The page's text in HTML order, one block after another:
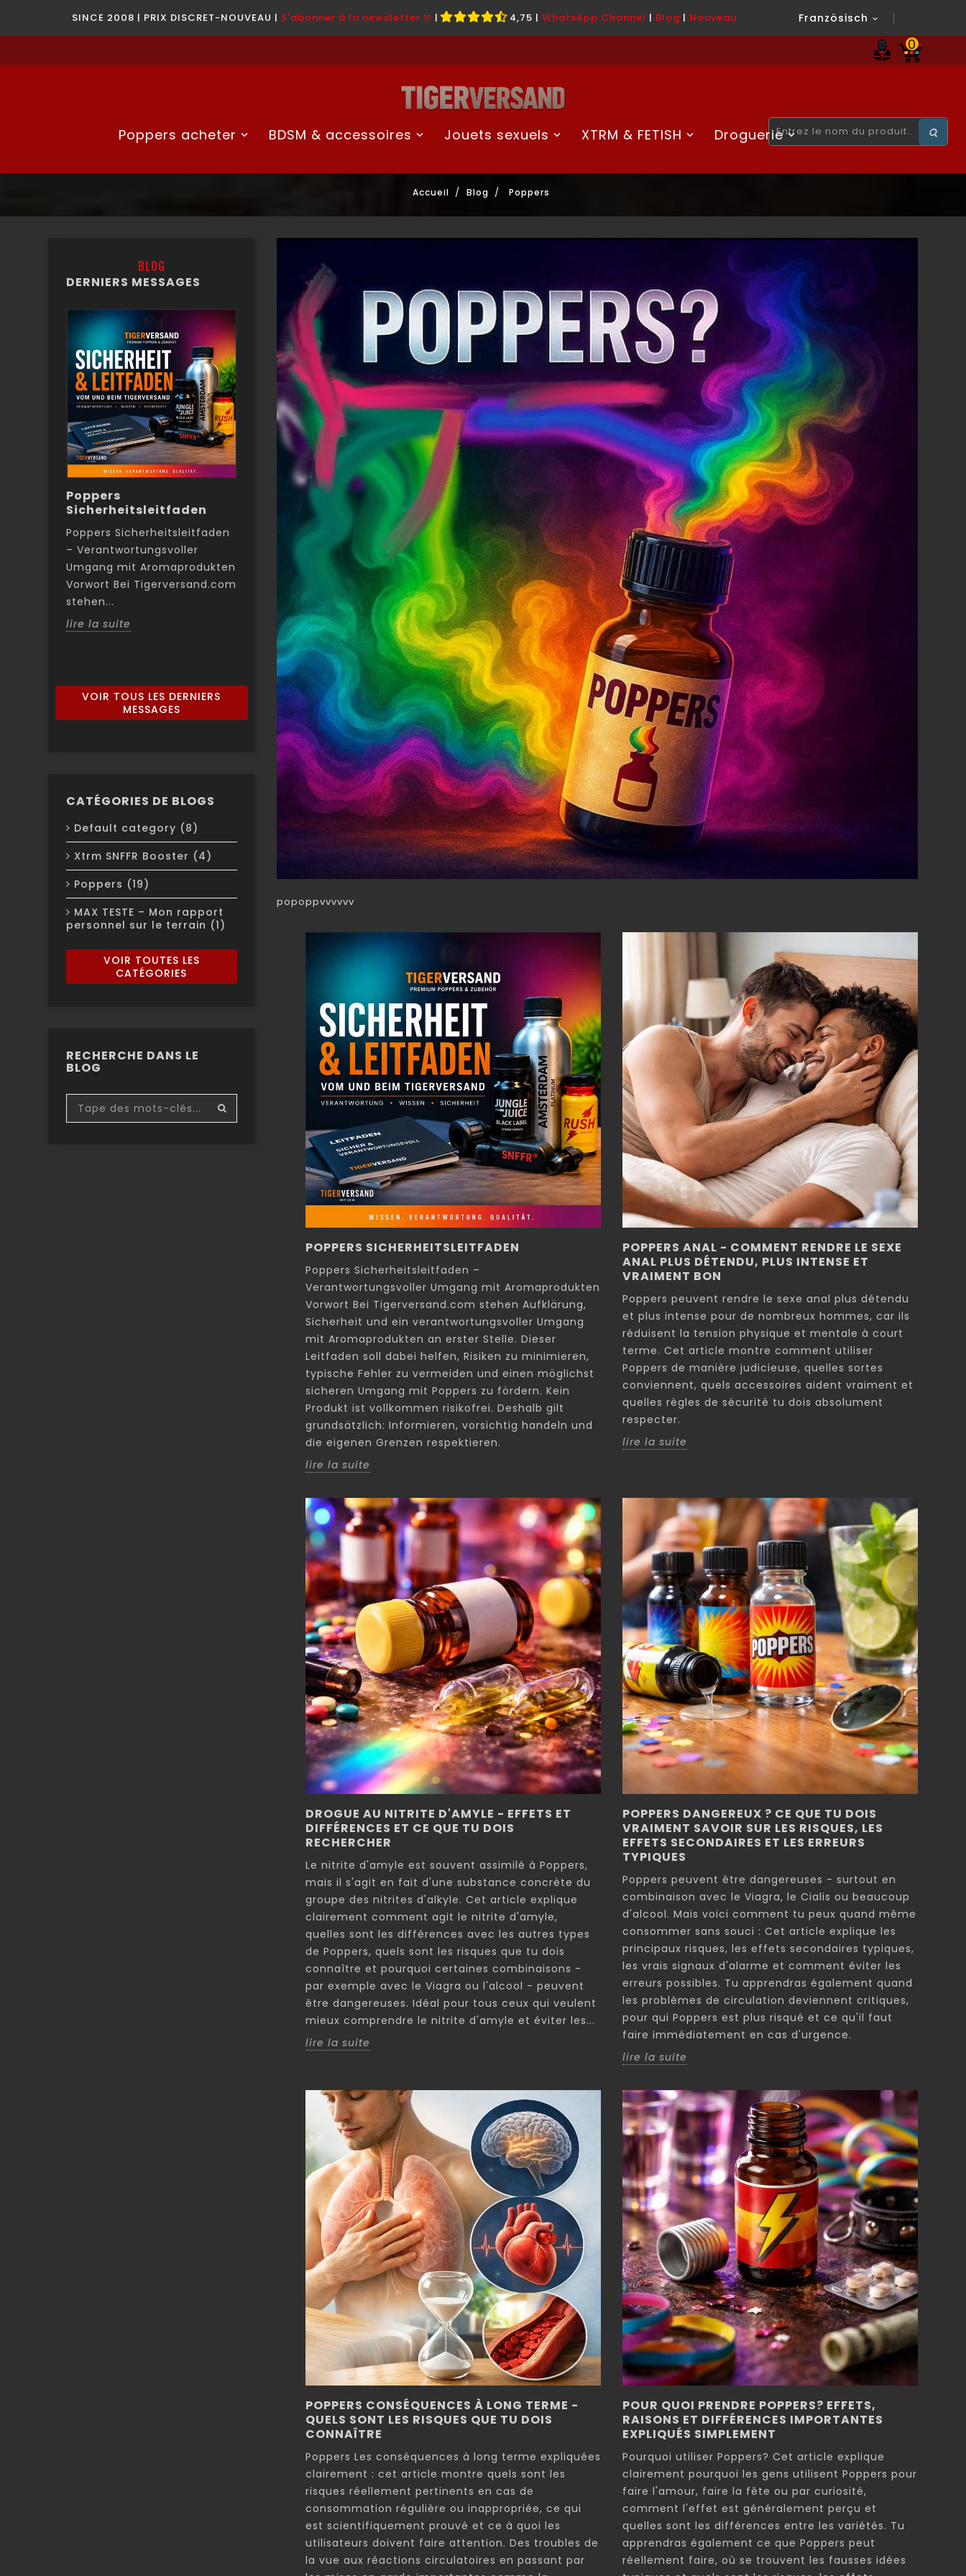
SINCE 2008 | PRIX DISCRET-NOUVEAU | S'abonner à la newsletter ✉ | 4,75 | WhatsApp Channel | Blog | Nouveau Französisch 
0
Poppers acheter BDSM & accessoires Jouets sexuels XTRM & FETISH Droguerie
Accueil Blog Poppers
BLOG
DERNIERS MESSAGES
Poppers
Sicherheitsleitfaden
Poppers Sicherheitsleitfaden
– Verantwortungsvoller
Umgang mit Aromaprodukten
Vorwort Bei Tigerversand.com
stehen...
lire la suite
Poppers Anal - comment
rendre le sexe anal plus
détendu, plus intense et
vraiment bon
Poppers peuvent rendre le
sexe anal plus détendu et
plus intense pour de
nombreux hommes, car ils
réduisent la...
lire la suite
Drogue au nitrite
d'amyle - effets et
différences et ce que tu
dois rechercher
Le nitrite d'amyle est souvent
assimilé à Poppers, mais il
s'agit en fait d'une
substance concrète du
groupe des...
lire la suite
Poppers dangereux ? Ce
que tu dois vraiment
savoir sur les risques, les
effets secondaires et les
erreurs typiques
Poppers peuvent être
dangereuses - surtout en
combinaison avec le Viagra,
le Cialis ou beaucoup
d'alcool. Mais voici...
lire la suite
Poppers
long terme - quels
VOIR TOUS LES DERNIERS
MESSAGES
CATÉGORIES DE BLOGS
Default category (8)
Xtrm SNFFR Booster (4)
Poppers (19)
MAX TESTE – Mon rapport
personnel sur le terrain (1)
VOIR TOUTES LES
CATÉGORIES
RECHERCHE DANS LE
BLOG
popoppvvvvvv
POPPERS SICHERHEITSLEITFADEN
Poppers Sicherheitsleitfaden –
Verantwortungsvoller Umgang mit Aromaprodukten
Vorwort Bei Tigerversand.com stehen Aufklärung,
Sicherheit und ein verantwortungsvoller Umgang
mit Aromaprodukten an erster Stelle. Dieser
Leitfaden soll dabei helfen, Risiken zu minimieren,
typische Fehler zu vermeiden und einen möglichst
sicheren Umgang mit Poppers zu fördern. Kein
Produkt ist vollkommen risikofrei. Deshalb gilt
grundsätzlich: Informieren, vorsichtig handeln und
die eigenen Grenzen respektieren.
lire la suite
POPPERS ANAL - COMMENT RENDRE LE SEXE
ANAL PLUS DÉTENDU, PLUS INTENSE ET
VRAIMENT BON
Poppers peuvent rendre le sexe anal plus détendu
et plus intense pour de nombreux hommes, car ils
réduisent la tension physique et mentale à court
terme. Cet article montre comment utiliser
Poppers de manière judicieuse, quelles sortes
conviennent, quels accessoires aident vraiment et
quelles règles de sécurité tu dois absolument
respecter.
lire la suite
DROGUE AU NITRITE D'AMYLE - EFFETS ET
DIFFÉRENCES ET CE QUE TU DOIS
RECHERCHER
Le nitrite d'amyle est souvent assimilé à Poppers,
mais il s'agit en fait d'une substance concrète du
groupe des nitrites d'alkyle. Cet article explique
clairement comment agit le nitrite d'amyle,
quelles sont les différences avec les autres types
de Poppers, quels sont les risques que tu dois
connaître et pourquoi certaines combinaisons -
par exemple avec le Viagra ou l'alcool - peuvent
être dangereuses. Idéal pour tous ceux qui veulent
mieux comprendre le nitrite d'amyle et éviter les...
lire la suite
POPPERS DANGEREUX ? CE QUE TU DOIS
VRAIMENT SAVOIR SUR LES RISQUES, LES
EFFETS SECONDAIRES ET LES ERREURS
TYPIQUES
Poppers peuvent être dangereuses - surtout en
combinaison avec le Viagra, le Cialis ou beaucoup
d'alcool. Mais voici comment tu peux quand même
consommer sans souci : Cet article explique les
principaux risques, les effets secondaires typiques,
les vrais signaux d'alarme et comment éviter les
erreurs possibles. Tu apprendras également quand
les problèmes de circulation deviennent critiques,
pour qui Poppers est plus risqué et ce qu'il faut
faire immédiatement en cas d'urgence.
lire la suite
POPPERS CONSÉQUENCES À LONG TERME -
QUELS SONT LES RISQUES QUE TU DOIS
CONNAÎTRE
Poppers Les conséquences à long terme expliquées
clairement : cet article montre quels sont les
risques réellement pertinents en cas de
consommation régulière ou inappropriée, ce qui
est scientifiquement prouvé et ce à quoi les
utilisateurs doivent faire attention. Des troubles de
la vue aux réactions circulatoires en passant par
POUR QUOI PRENDRE POPPERS? EFFETS,
RAISONS ET DIFFÉRENCES IMPORTANTES
EXPLIQUÉS SIMPLEMENT
Pourquoi utiliser Poppers? Cet article explique
clairement pourquoi les gens utilisent Poppers pour
faire l'amour, faire la fête ou par curiosité,
comment l'effet est généralement perçu et
quelles sont les différences entre les variétés. Tu
apprendras également ce que Poppers peut
réellement faire, où se trouvent les fausses idées